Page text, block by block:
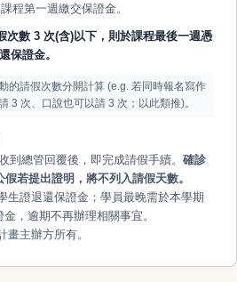
程第一週繳交保證金。
數 3 次(含)以下，則於課程最後一週憑
保證金。
的請假次數分開計算 (e.g. 若同時報名寫作
3 次、口說也可以請 3 次；以此類推)。
到總管回覆後，即完成請假手續。 確診
若提出證明，將不列入請假天數。
生證退還保證金；學員最晚需於本學期
，逾期不再辦理相關事宜。
畫主辦方所有。